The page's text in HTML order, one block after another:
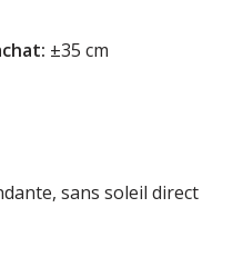
±35 cm
sans soleil direct